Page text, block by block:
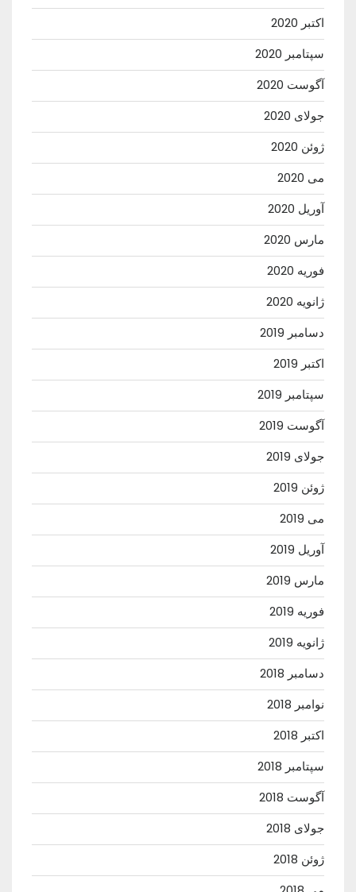
اکتبر 2020
سپتامبر 2020
آگوست 2020
جولای 2020
ژوئن 2020
می 2020
آوریل 2020
مارس 2020
فوریه 2020
ژانویه 2020
دسامبر 2019
اکتبر 2019
سپتامبر 2019
آگوست 2019
جولای 2019
ژوئن 2019
می 2019
آوریل 2019
مارس 2019
فوریه 2019
ژانویه 2019
دسامبر 2018
نوامبر 2018
اکتبر 2018
سپتامبر 2018
آگوست 2018
جولای 2018
ژوئن 2018